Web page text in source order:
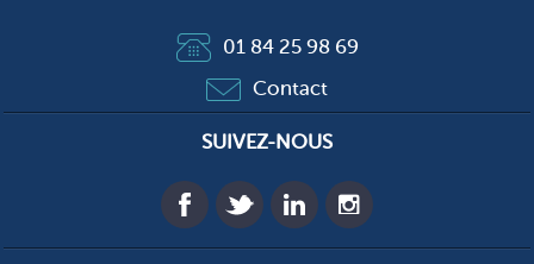
01 84 25 98 69
Contact
SUIVEZ-NOUS